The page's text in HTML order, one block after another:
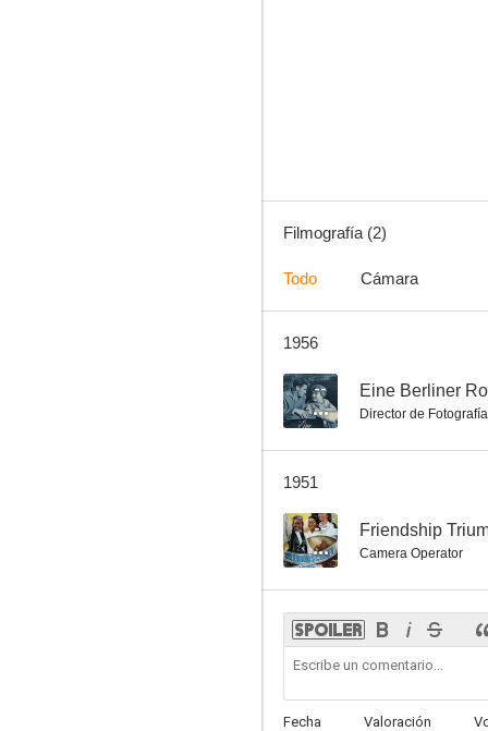
Filmografía (2)
Todo Cámara
1956
-- Eine Berliner
Director de Fotografía
1951
-- Friendship
Camera Operator
Fecha Valoración